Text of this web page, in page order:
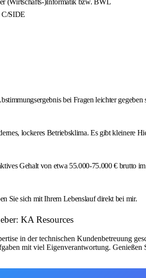
(Wirtschafts-)Informatik bzw. BWL
C/SIDE
bei Fragen leichter gegeben
lockeres Betriebsklima. Es gibt kleinere
Gehalt von etwa 55.000‑75.000 € brutto
Sie sich mit Ihrem Lebenslauf direkt bei mir.
KA Resources
in der technischen Kundenbetreuung
mit viel Eigenverantwortung. Genießen